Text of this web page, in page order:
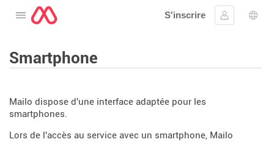
Ouvrir le menu
S'inscrire
Se
Smartphone
Mailo dispose d'une interface adaptée pour les
smartphones.
Lors de l'accès au service avec un smartphone, Mailo